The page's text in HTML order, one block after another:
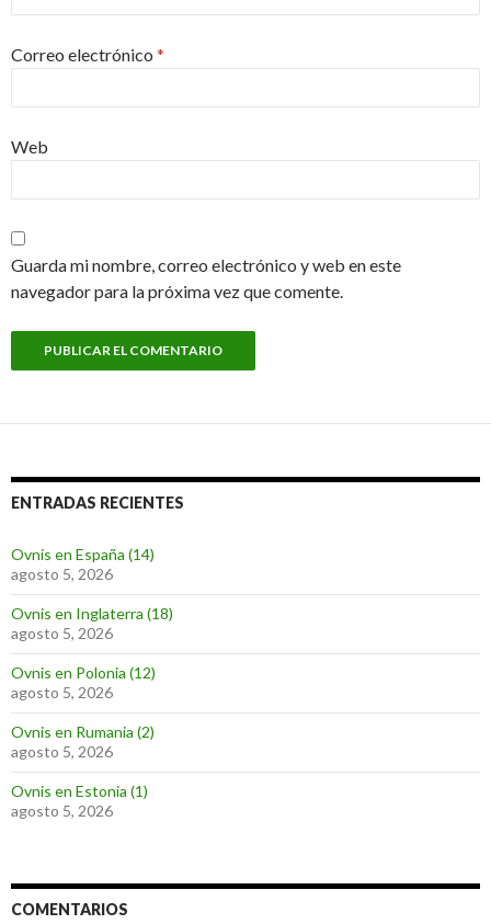
Correo electrónico *
Web
Guarda mi nombre, correo electrónico y web en este
navegador para la próxima vez que comente.
ENTRADAS RECIENTES
Ovnis en España (14)
agosto 5, 2026
Ovnis en Inglaterra (18)
agosto 5, 2026
Ovnis en Polonia (12)
agosto 5, 2026
Ovnis en Rumania (2)
agosto 5, 2026
Ovnis en Estonia (1)
agosto 5, 2026
COMENTARIOS